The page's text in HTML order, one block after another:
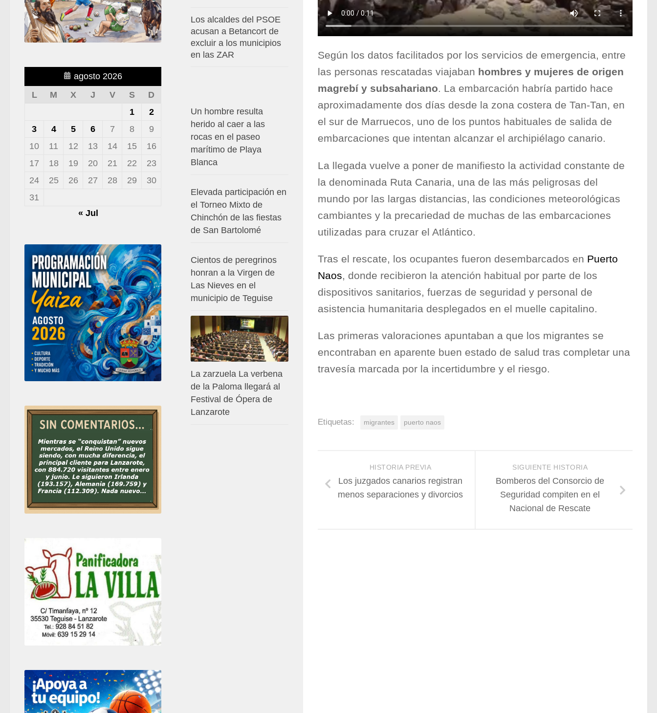
Según los datos facilitados por los servicios de emergencia, entre
las personas rescatadas viajaban hombres y mujeres de origen
magrebí y subsahariano. La embarcación habría partido hace
aproximadamente dos días desde la zona costera de Tan-Tan, en
el sur de Marruecos, uno de los puntos habituales de salida de
embarcaciones que intentan alcanzar el archipiélago canario.
La llegada vuelve a poner de manifiesto la actividad constante de
la denominada Ruta Canaria, una de las más peligrosas del
mundo por las largas distancias, las condiciones meteorológicas
cambiantes y la precariedad de muchas de las embarcaciones
utilizadas para cruzar el Atlántico.
Tras el rescate, los ocupantes fueron desembarcados en Puerto
Naos, donde recibieron la atención habitual por parte de los
dispositivos sanitarios, fuerzas de seguridad y personal de
asistencia humanitaria desplegados en el muelle capitalino.
Las primeras valoraciones apuntaban a que los migrantes se
encontraban en aparente buen estado de salud tras completar una
travesía marcada por la incertidumbre y el riesgo.
Etiquetas: migrantes puerto naos
SIGUIENTE HISTORIA
Bomberos del Consorcio de
Seguridad compiten en el
Nacional de Rescate
HISTORIA PREVIA
Los juzgados canarios registran
menos separaciones y divorcios
agosto 2026
L
M X J V S
D
1
2
3
4 5 6 7 8
9
10
11 12 13 14 15
16
17
18 19 20 21 22
23
24
25 26 27 28 29
30
31
« Jul
Los alcaldes del PSOE
acusan a Betancort de
excluir a los municipios
en las ZAR
Un hombre resulta
herido al caer a las
rocas en el paseo
marítimo de Playa
Blanca
Elevada participación en
el Torneo Mixto de
Chinchón de las fiestas
de San Bartolomé
Cientos de peregrinos
honran a la Virgen de
Las Nieves en el
municipio de Teguise
La zarzuela La verbena
de la Paloma llegará al
Festival de Ópera de
Lanzarote